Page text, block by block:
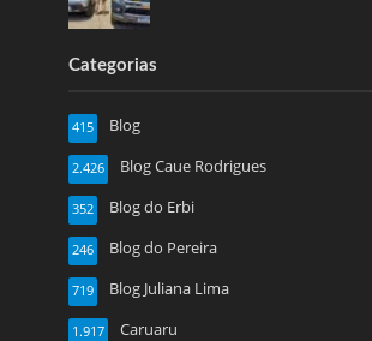
Categorias
Blog
415
Blog Caue Rodrigues
2.426
Blog do Erbi
352
Blog do Pereira
246
Blog Juliana Lima
719
Caruaru
1.917